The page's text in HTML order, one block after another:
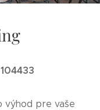
výhod pre vaše